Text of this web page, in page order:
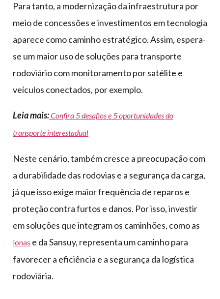
Para tanto, a modernização da infraestrutura por
meio de concessões e investimentos em tecnologia
aparece como caminho estratégico. Assim, espera-
se um maior uso de soluções para transporte
rodoviário com monitoramento por satélite e
veículos conectados, por exemplo.
Leia mais:Confira 5 desafios e 5 oportunidades do
transporte interestadual
Neste cenário, também cresce a preocupação com
a durabilidade das rodovias e a segurança da carga,
já que isso exige maior frequência de reparos e
proteção contra furtos e danos. Por isso, investir
em soluções que integram os caminhões, como as
lonas e da Sansuy, representa um caminho para
favorecer a eficiência e a segurança da logística
rodoviária.